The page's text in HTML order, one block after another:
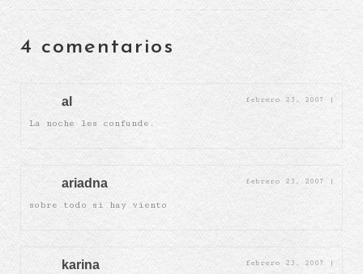
4 comentarios
al febrero 23, 2007 |
La noche les confunde.
ariadna febrero 23, 2007 |
sobre todo si hay viento
karina febrero 23, 2007 |